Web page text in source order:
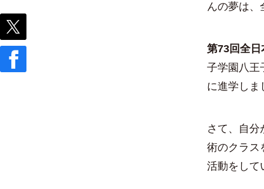
んの夢は、
第73回全
子学園八王
に進学しま
さて、自分
術のクラス
活動をして